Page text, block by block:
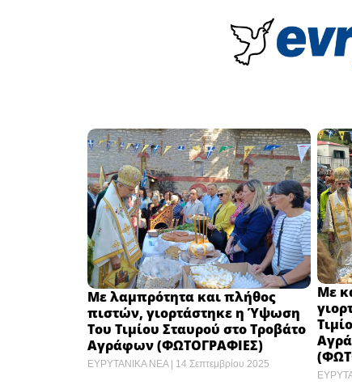
Με λαμπρότητα και πλήθος
πιστών, γιορτάστηκε η Ύψωση
Του Τιμίου Σταυρού στο Τροβάτο
Αγράφων (ΦΩΤΟΓΡΑΦΙΕΣ)
ΕΥΡΥΤΑΝΙΚΑ ΝΕΑ 14 Σεπτεμβρίου 2025
Με